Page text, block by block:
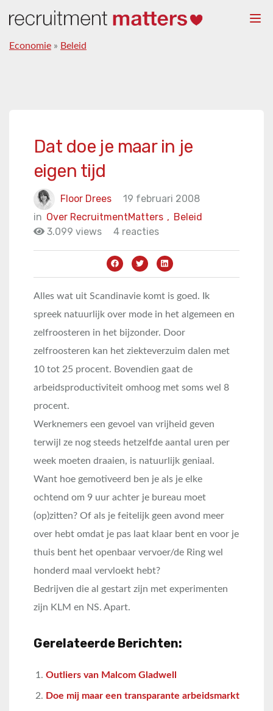
Economie » Beleid
Dat doe je maar in je
eigen tijd
Floor Drees
19 februari 2008
in
Beleid
Over RecruitmentMatters ,
3.099 views
4 reacties
Alles wat uit Scandinavie komt is goed. Ik
spreek natuurlijk over mode in het algemeen en
zelfroosteren in het bijzonder. Door
zelfroosteren kan het ziekteverzuim dalen met
10 tot 25 procent. Bovendien gaat de
arbeidsproductiviteit omhoog met soms wel 8
procent.
Werknemers een gevoel van vrijheid geven
terwijl ze nog steeds hetzelfde aantal uren per
week moeten draaien, is natuurlijk geniaal.
Want hoe gemotiveerd ben je als je elke
ochtend om 9 uur achter je bureau moet
(op)zitten? Of als je feitelijk geen avond meer
over hebt omdat je pas laat klaar bent en voor je
thuis bent het openbaar vervoer/de Ring wel
honderd maal vervloekt hebt?
Bedrijven die al gestart zijn met experimenten
zijn KLM en NS. Apart.
Gerelateerde Berichten:
Outliers van Malcom Gladwell
Doe mij maar een transparante arbeidsmarkt